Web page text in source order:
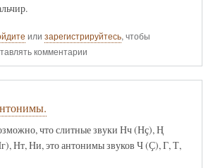
или зарегистрируйтесь, чтобы
комментарии
что слитные звуки Нч (Нҫ), Ң
Нт, Ни, это антонимы звуков Ч (Ҫ), Г, Т,